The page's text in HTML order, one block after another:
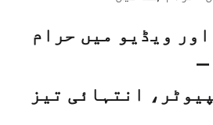
ویڈیو میں حرام
انتہائی تیز